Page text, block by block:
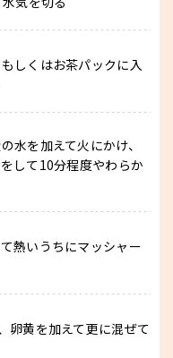
しくはお茶パックに入
を加えて火にかけ、
して10分程度やわらか
熱いうちにマッシャー
黄を加えて更に混ぜて